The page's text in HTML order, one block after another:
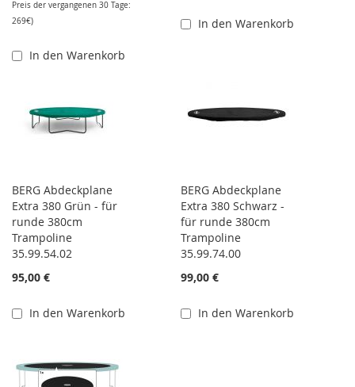
Preis der vergangenen 30 Tage:
269€)
In den Warenkorb
In den Warenkorb
BERG Abdeckplane
Extra 380 Grün - für
runde 380cm
Trampoline
35.99.54.02
95,00 €
In den Warenkorb
BERG Abdeckplane
Extra 380 Schwarz -
für runde 380cm
Trampoline
35.99.74.00
99,00 €
In den Warenkorb